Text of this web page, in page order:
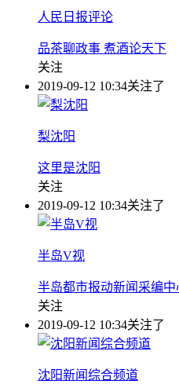
人民日报评论
品茶聊政事 煮酒论天下
关注
2019-09-12 10:34关注了
梨沈阳
这里是沈阳
关注
2019-09-12 10:34关注了
半岛V视
半岛都市报动新闻采编
关注
2019-09-12 10:34关注了
沈阳新闻综合频道